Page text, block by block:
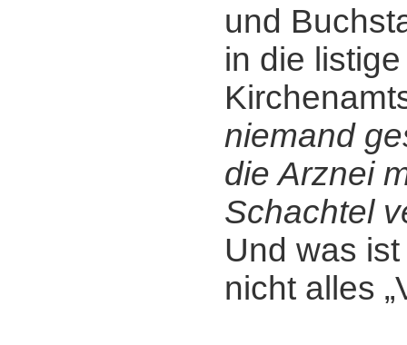
und
in die
niemand
die Arznei
Schachtel
Und was
nicht alles